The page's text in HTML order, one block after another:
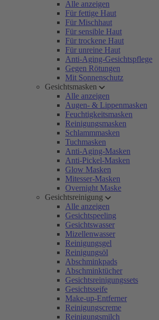
Alle anzeigen
Für fettige Haut
Für Mischhaut
Für sensible Haut
Für trockene Haut
Für unreine Haut
Anti-Aging-Gesichtspflege
Gegen Rötungen
Mit Sonnenschutz
Gesichtsmasken
Alle anzeigen
Augen- & Lippenmasken
Feuchtigkeitsmasken
Reinigungsmasken
Schlammmasken
Tuchmasken
Anti-Aging-Masken
Anti-Pickel-Masken
Glow Masken
Mitesser-Masken
Overnight Maske
Gesichtsreinigung
Alle anzeigen
Gesichtspeeling
Gesichtswasser
Mizellenwasser
Reinigungsgel
Reinigungsöl
Abschminkpads
Abschminktücher
Gesichtsreinigungssets
Gesichtsseife
Make-up-Entferner
Reinigungscreme
Reinigungsmilch